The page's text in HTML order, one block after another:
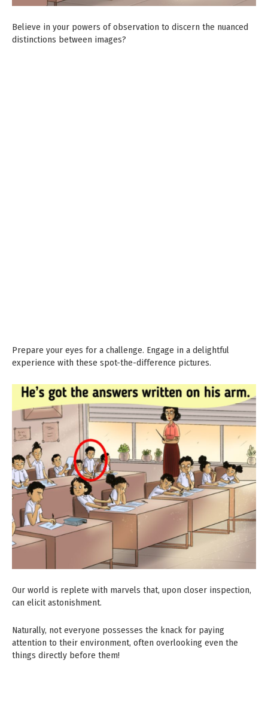
Believe in your powers of observation to discern the nuanced
distinctions between images?
Prepare your eyes for a challenge. Engage in a delightful
experience with these spot-the-difference pictures.
Our world is replete with marvels that, upon closer inspection,
can elicit astonishment.
Naturally, not everyone possesses the knack for paying
attention to their environment, often overlooking even the
things directly before them!